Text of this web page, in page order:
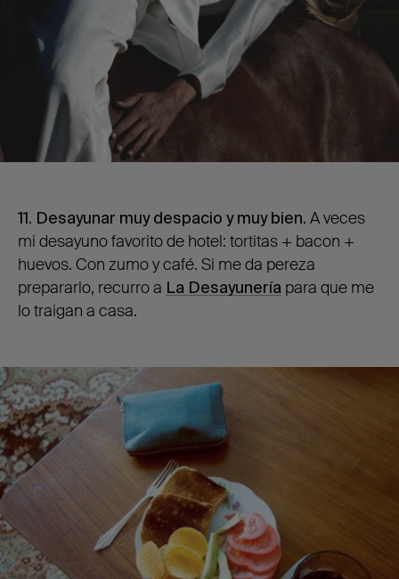
11. Desayunar muy despacio y muy bien. A veces
mi desayuno favorito de hotel: tortitas + bacon +
huevos. Con zumo y café. Si me da pereza
prepararlo, recurro a La Desayunería para que me
lo traigan a casa.